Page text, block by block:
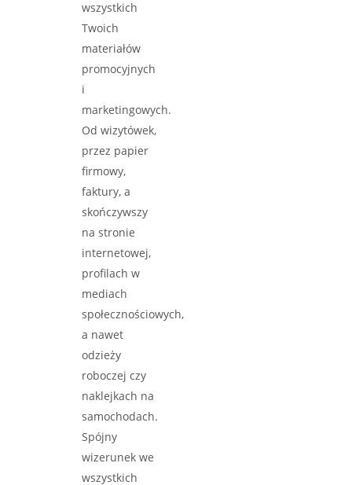
wszystkich
Twoich
materiałów
promocyjnych
i
marketingowych.
Od wizytówek,
przez papier
firmowy,
faktury, a
skończywszy
na stronie
internetowej,
profilach w
mediach
społecznościowych,
a nawet
odzieży
roboczej czy
naklejkach na
samochodach.
Spójny
wizerunek we
wszystkich